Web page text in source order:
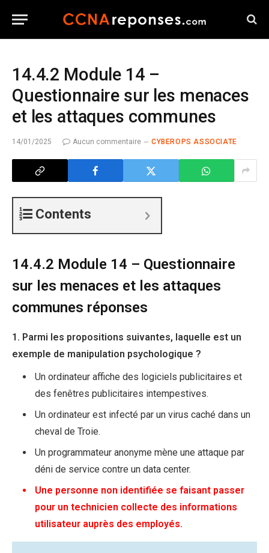
14.4.2 Module 14 –
Questionnaire sur les menaces
et les attaques communes
14/01/2025 Aucun commentaire CYBEROPS ASSOCIATE
Contents
14.4.2 Module 14 – Questionnaire
sur les menaces et les attaques
communes réponses
1. Parmi les propositions suivantes, laquelle est un
exemple de manipulation psychologique ?
Un ordinateur affiche des logiciels publicitaires et
des fenêtres publicitaires intempestives.
Un ordinateur est infecté par un virus caché dans un
cheval de Troie.
Un programmateur anonyme mène une attaque par
déni de service contre un data center.
Une personne non identifiée se faisant passer
pour un technicien collecte des informations
utilisateur auprès des employés.